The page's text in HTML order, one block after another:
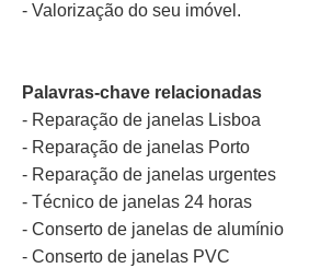
- Valorização do seu imóvel.
Palavras-chave relacionadas
- Reparação de janelas Lisboa
- Reparação de janelas Porto
- Reparação de janelas urgentes
- Técnico de janelas 24 horas
- Conserto de janelas de alumínio
- Conserto de janelas PVC